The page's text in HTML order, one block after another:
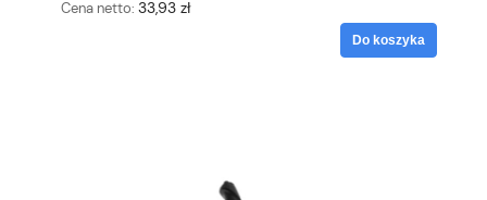
Cena netto: 33,93 zł
Do koszyka